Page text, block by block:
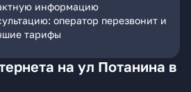
информацию
оператор перезвонит и
тарифы
на ул Потанина в